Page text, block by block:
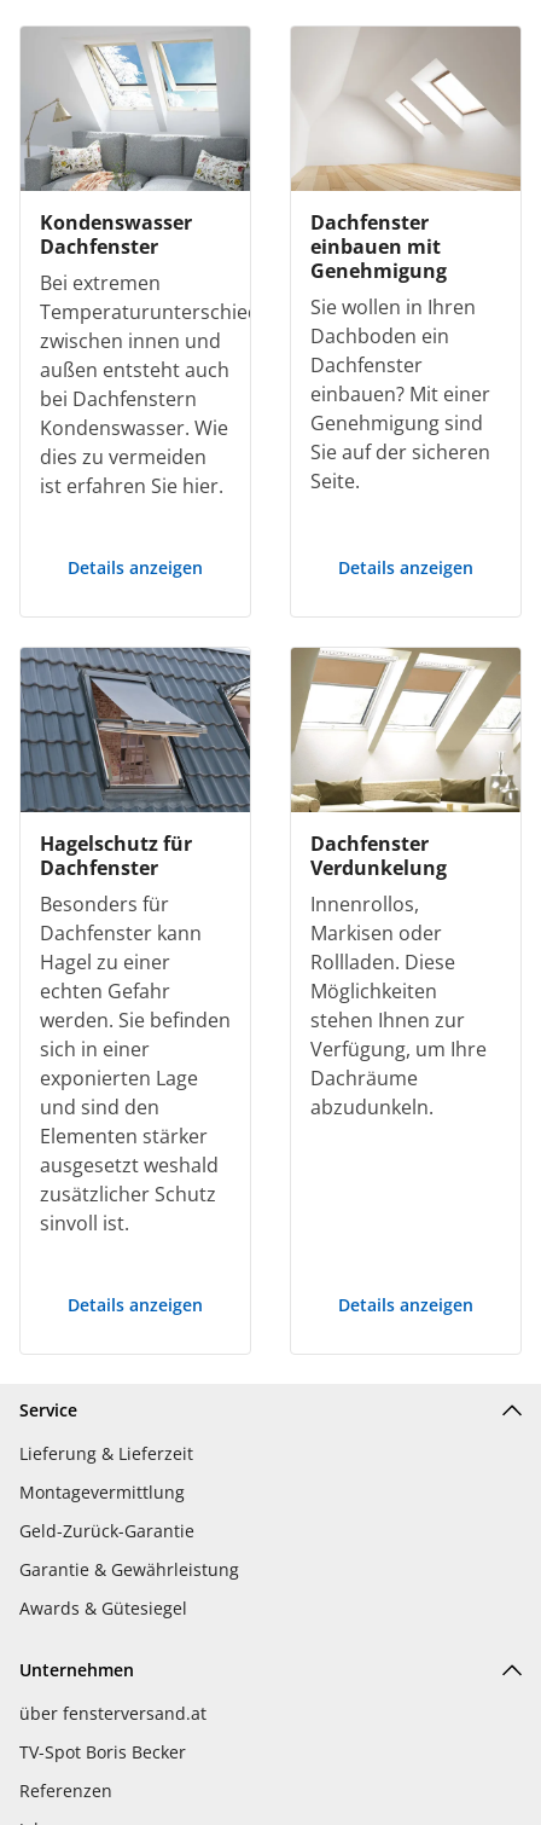
Kondenswasser
Dachfenster
Bei extremen
Temperaturunterschieden
zwischen innen und
außen entsteht auch
bei Dachfenstern
Kondenswasser. Wie
dies zu vermeiden
ist erfahren Sie hier.
Details anzeigen
Dachfenster
einbauen mit
Genehmigung
Sie wollen in Ihren
Dachboden ein
Dachfenster
einbauen? Mit einer
Genehmigung sind
Sie auf der sicheren
Seite.
Details anzeigen
Hagelschutz für
Dachfenster
Besonders für
Dachfenster kann
Hagel zu einer
echten Gefahr
werden. Sie befinden
sich in einer
exponierten Lage
und sind den
Elementen stärker
ausgesetzt weshald
zusätzlicher Schutz
sinvoll ist.
Details anzeigen
Dachfenster
Verdunkelung
Innenrollos,
Markisen oder
Rollladen. Diese
Möglichkeiten
stehen Ihnen zur
Verfügung, um Ihre
Dachräume
abzudunkeln.
Details anzeigen
Service
Lieferung & Lieferzeit
Montagevermittlung
Geld-Zurück-Garantie
Garantie & Gewährleistung
Awards & Gütesiegel
Unternehmen
über fensterversand.at
TV-Spot Boris Becker
Referenzen